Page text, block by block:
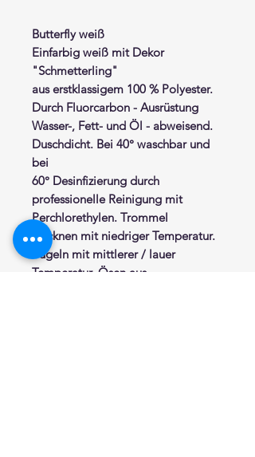
Butterfly weiß
Einfarbig weiß mit Dekor
"Schmetterling"
aus erstklassigem 100 % Polyester.
Durch Fluorcarbon - Ausrüstung
Wasser-, Fett- und Öl - abweisend.
Duschdicht. Bei 40° waschbar und
bei
60° Desinfizierung durch
professionelle Reinigung mit
Perchlorethylen. Trommel
trocknen mit niedriger Temperatur.
Bügeln mit mittlerer / lauer
Temperatur. Ösen aus